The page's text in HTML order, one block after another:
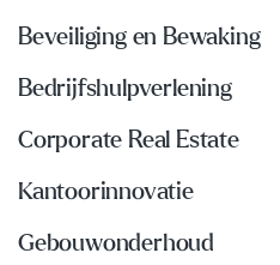
Beveiliging en Bewaking
Bedrijfshulpverlening
Corporate Real Estate
Kantoorinnovatie
Gebouwonderhoud